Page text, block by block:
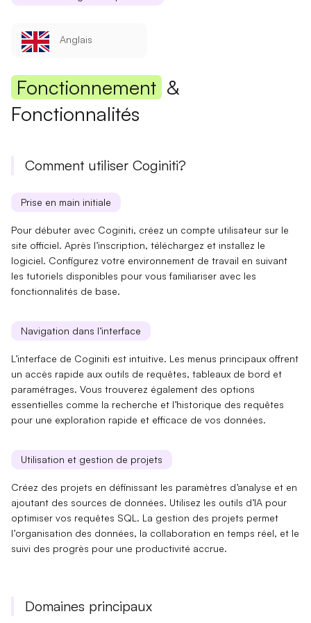
Anglais
Fonctionnement &
Fonctionnalités
Comment utiliser Coginiti?
Prise en main initiale
Pour débuter avec Coginiti, créez un compte utilisateur sur le
site officiel. Après l’inscription, téléchargez et installez le
logiciel. Configurez votre environnement de travail en suivant
lestutoriels disponibles pour vous familiariser avec les
fonctionnalités de base.
Navigation dans l’interface
L’interface de Coginiti est intuitive. Les menus principaux offrent
un accès rapide aux outils de requêtes,tableaux de bord et
paramétrages. Vous trouverez également des options
essentielles comme la recherche et l’historique des requêtes
pour une exploration rapide et efficace de vos données.
Utilisation et gestion de projets
Créez des projets en définissant les paramètres d’analyse et en
ajoutant des sources de données. Utilisez les outils d’IA pour
optimiser vos requêtes SQL . La gestion des projets permet
l’organisation des données, la collaboration en temps réel, et le
suivi des progrès pour une productivité accrue.
Domaines principaux